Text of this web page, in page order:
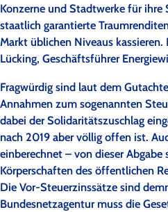
Konzerne und Stadtwerke für
staatlich garantierte
Markt üblichen Niveaus kassieren.
Lücking, Geschäftsführer
Fragwürdig sind laut dem
Annahmen zum sogenannten
dabei der Solidaritätszuschlag
nach 2019 aber völlig offen ist.
einberechnet – von dieser
Körperschaften des öffentlichen
Die Vor-Steuerzinssätze sind
Bundesnetzagentur muss die